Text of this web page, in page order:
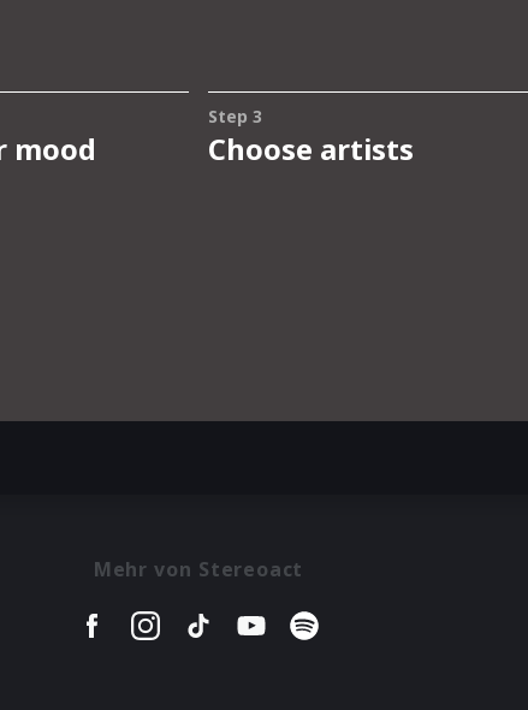
Mehr von Stereoact